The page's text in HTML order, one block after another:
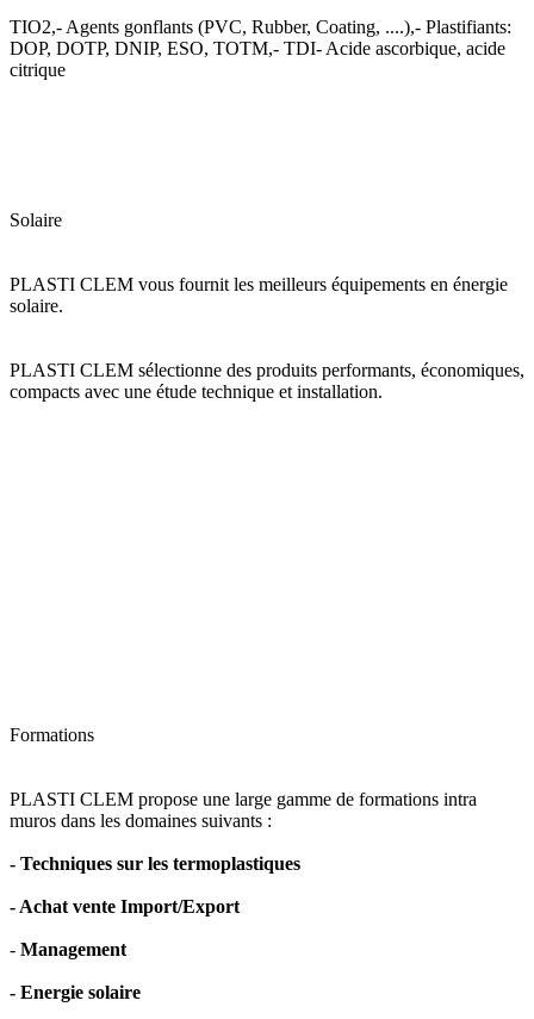
TIO2,- Agents gonflants (PVC, Rubber, Coating, ....),- Plastifiants:
DOP, DOTP, DNIP, ESO, TOTM,- TDI- Acide ascorbique, acide
citrique
Solaire
PLASTI CLEM vous fournit les meilleurs équipements en énergie
solaire.
PLASTI CLEM sélectionne des produits performants, économiques,
compacts avec une étude technique et installation.
Formations
PLASTI CLEM propose une large gamme de formations intra
muros dans les domaines suivants :
- Techniques sur les termoplastiques
- Achat vente Import/Export
- Management
- Energie solaire